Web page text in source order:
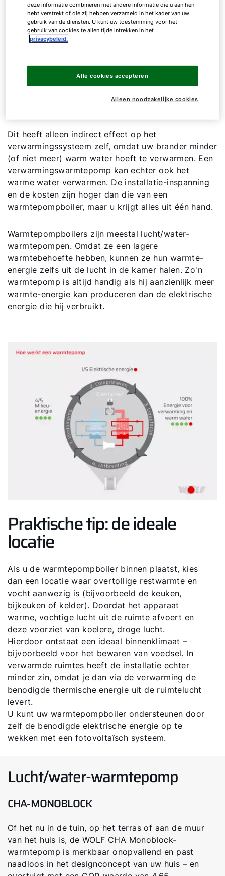
Alle warmtepompen werken op een vergelijkbare
manier. Dit geldt ook voor pure warmwater-
warmtepompen. De warmtepomp haalt de daar
af aan de eigen waterkringloop. Een koelmiddel
dient als dragermedium dat in het systeem
circuleert. De warmwater-warmtepomp verwarmt
Dit heeft alleen indirect effect op het
verwarmingssysteem zelf, omdat uw brander minder
(of niet meer) warm water hoeft te verwarmen. Een
verwarmingswarmtepomp kan echter ook het
warme water verwarmen. De installatie-inspanning
en de kosten zijn hoger dan die van een
warmtepompboiler, maar u krijgt alles uit één hand.
Warmtepompboilers zijn meestal lucht/water-
warmtepompen. Omdat ze een lagere
warmtebehoefte hebben, kunnen ze hun warmte-
energie zelfs uit de lucht in de kamer halen. Zo'n
warmtepomp is altijd handig als hij aanzienlijk meer
warmte-energie kan produceren dan de elektrische
energie die hij verbruikt.
Praktische tip: de ideale
locatie
Als u de warmtepompboiler binnen plaatst, kies
dan een locatie waar overtollige restwarmte en
vocht aanwezig is (bijvoorbeeld de keuken,
bijkeuken of kelder). Doordat het apparaat
warme, vochtige lucht uit de ruimte afvoert en
deze voorziet van koelere, droge lucht.
Hierdoor ontstaat een ideaal binnenklimaat –
bijvoorbeeld voor het bewaren van voedsel. In
verwarmde ruimtes heeft de installatie echter
minder zin, omdat je dan via de verwarming de
benodigde thermische energie uit de ruimtelucht
levert.
U kunt uw warmtepompboiler ondersteunen door
zelf de benodigde elektrische energie op te
wekken met een fotovoltaïsch systeem.
Lucht/water-warmtepomp
CHA-MONOBLOCK
Of het nu in de tuin, op het terras of aan de muur
van het huis is, de WOLF CHA Monoblock-
warmtepomp is merkbaar onopvallend en past
naadloos in het designconcept van uw huis – en
Hallo!
Hoe kunnen wij u helpen?
Ik ben professional
Ook interessant?
deze informatie combineren met andere informatie die u aan hen
hebt verstrekt of die zij hebben verzameld in het kader van uw
gebruik van de diensten. U kunt uw toestemming voor het
gebruik van cookies te allen tijde intrekken in het
privacybeleid.
Alleen noodzakelijke cookies
Alle cookies accepteren